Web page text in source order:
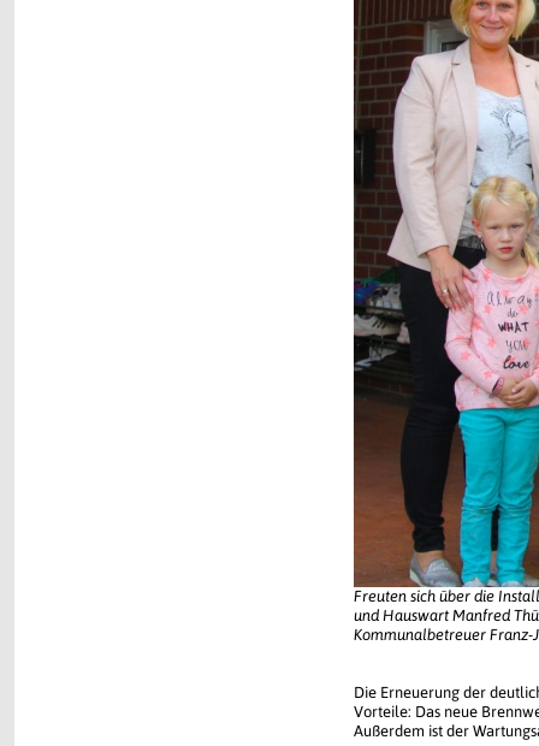
Freuten sich über die
und Hauswart Manfred
Kommunalbetreuer Franz-
Die Erneuerung der
Vorteile: Das neue
Außerdem ist der